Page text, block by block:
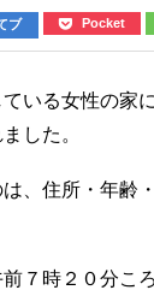
ブ Pocket
いる女性の家
した。
、住所・年齢
７時２０分こ